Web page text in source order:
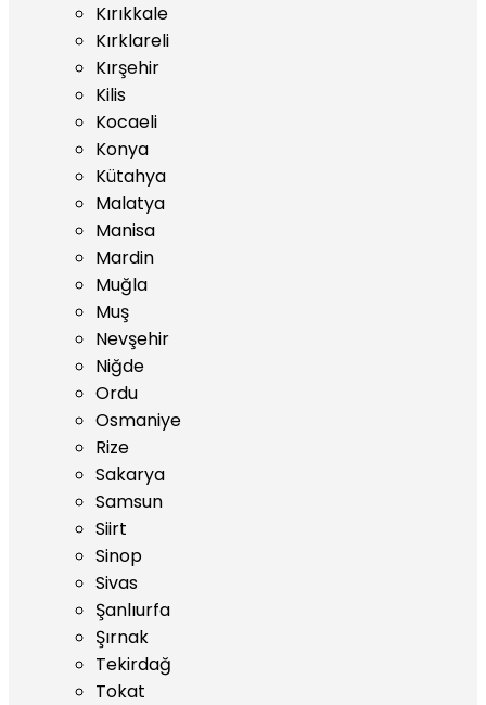
Kırıkkale
Kırklareli
Kırşehir
Kilis
Kocaeli
Konya
Kütahya
Malatya
Manisa
Mardin
Muğla
Muş
Nevşehir
Niğde
Ordu
Osmaniye
Rize
Sakarya
Samsun
Siirt
Sinop
Sivas
Şanlıurfa
Şırnak
Tekirdağ
Tokat